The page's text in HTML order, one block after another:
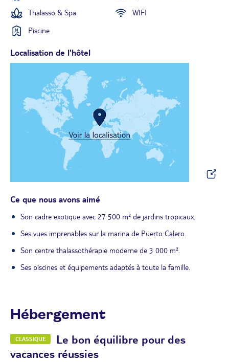
Thalasso & Spa
WIFI
Piscine
Localisation de l'hôtel
Ce que nous avons aimé
Son cadre exotique avec 27 500 m² de jardins tropicaux.
Ses vues imprenables sur la marina de Puerto Calero.
Son centre thalassothérapie moderne de 3 000 m².
Ses piscines et équipements adaptés à toute la famille.
Hébergement
CLASSIQUE
Le bon équilibre pour des
vacances réussies